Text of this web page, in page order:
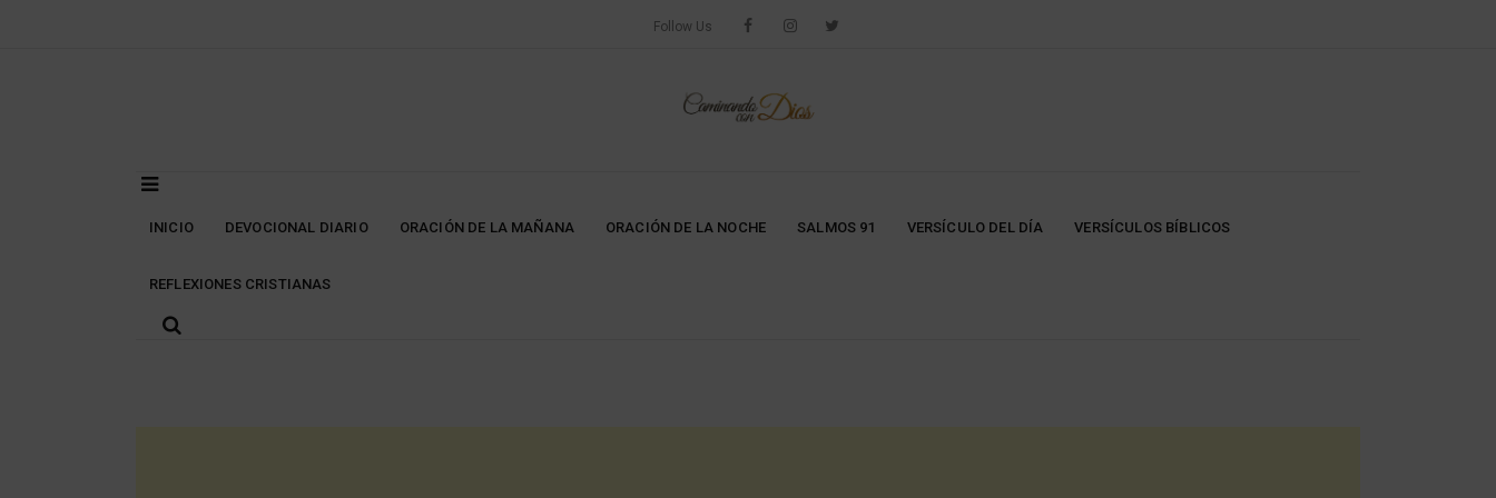
Follow Us
INICIO DEVOCIONAL DIARIO ORACIÓN DE LA MAÑANA ORACIÓN DE LA NOCHE SALMOS 91 VERSÍCULO DEL DÍA VERSÍCULOS BÍBLICOS
REFLEXIONES CRISTIANAS